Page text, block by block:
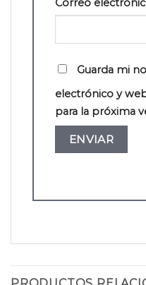
Correo
Guarda mi
electrónico y
para la próxima